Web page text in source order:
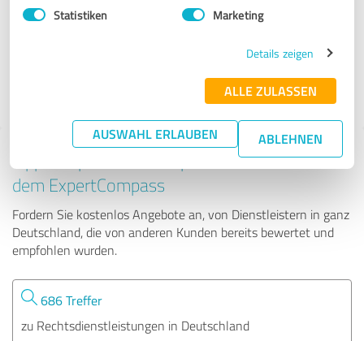
Statistiken Marketing
Details zeigen
ALLE ZULASSEN
AUSWAHL ERLAUBEN ABLEHNEN
Tipp: Die passenden Experten finden - mit
dem ExpertCompass
Fordern Sie kostenlos Angebote an, von Dienstleistern in ganz
Deutschland, die von anderen Kunden bereits bewertet und
empfohlen wurden.
686 Treffer
zu Rechtsdienstleistungen in Deutschland